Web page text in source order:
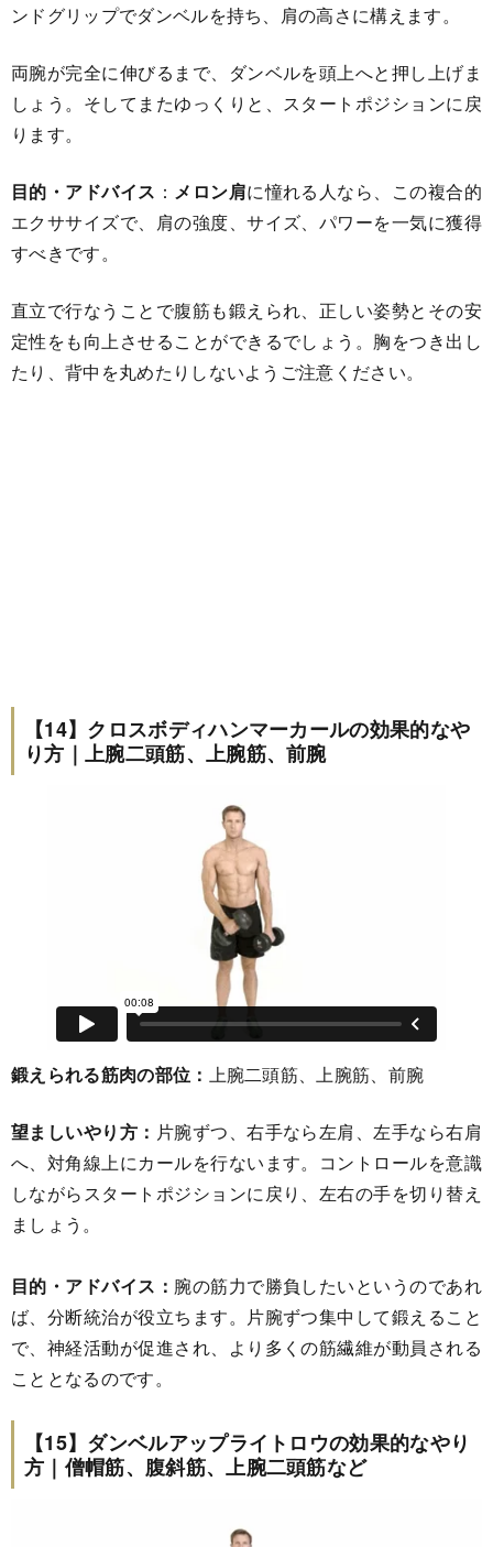
ンドグリップでダンベルを持ち、肩の高さに構えます。
両腕が完全に伸びるまで、ダンベルを頭上へと押し上げま
しょう。そしてまたゆっくりと、スタートポジションに戻
ります。
目的・アドバイス ： メロン肩に憧れる人なら、この複合的
エクササイズで、肩の強度、サイズ、パワーを一気に獲得
すべきです。
直立で行なうことで腹筋も鍛えられ、正しい姿勢とその安
定性をも向上させることができるでしょう。胸をつき出し
たり、背中を丸めたりしないようご注意ください。
【14】クロスボディハンマーカールの効果的なや
り方｜上腕二頭筋、上腕筋、前腕
鍛えられる筋肉の部位： 上腕二頭筋、上腕筋、前腕
望ましいやり方： 片腕ずつ、右手なら左肩、左手なら右肩
へ、対角線上にカールを行ないます。コントロールを意識
しながらスタートポジションに戻り、左右の手を切り替え
ましょう。
目的・アドバイス： 腕の筋力で勝負したいというのであれ
ば、分断統治が役立ちます。片腕ずつ集中して鍛えること
で、神経活動が促進され、より多くの筋繊維が動員される
こととなるのです。
【15】ダンベルアップライトロウの効果的なやり
方｜僧帽筋、腹斜筋、上腕二頭筋など